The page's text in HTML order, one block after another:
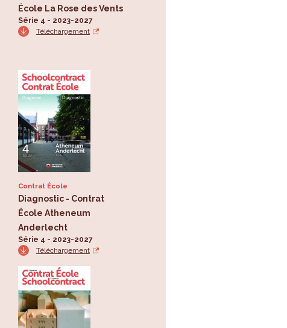
École La Rose des Vents
Série 4 - 2023-2027
Téléchargement
Contrat École
Diagnostic - Contrat
École Atheneum
Anderlecht
Série 4 - 2023-2027
Téléchargement